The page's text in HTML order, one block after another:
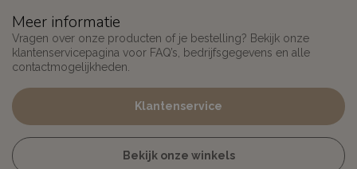
Meer informatie
Vragen over onze producten of je bestelling? Bekijk onze
klantenservicepagina voor FAQ’s, bedrijfsgegevens en alle
contactmogelijkheden.
Klantenservice
Bekijk onze winkels